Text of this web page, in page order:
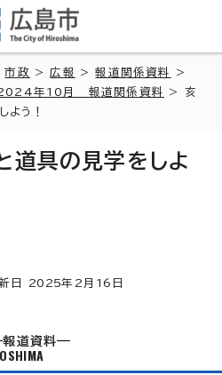
市政 >広報 >報道関係資料
>
年10月 報道関係資料
> 亥
よう！
道具の見学をしよ
日 2025年2月 16 日
報道資料